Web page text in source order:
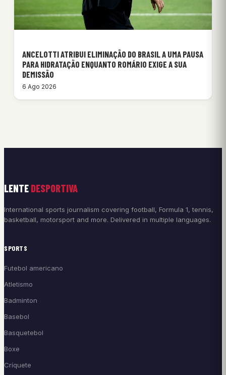
ANCELOTTI ATRIBUI ELIMINAÇÃO DO BRASIL A UMA PAUSA
PARA HIDRATAÇÃO ENQUANTO ROMÁRIO EXIGE A SUA
DEMISSÃO
6 Ago 2026
LENTE DESPORTIVA
International sports journalism covering football, Formula 1, tennis,
basketball, motorsport and more. Delivered in multiple languages.
SPORTS
Futebol americano
Atletismo
Badminton
Basebol
Basquetebol
Boxe
Críquete